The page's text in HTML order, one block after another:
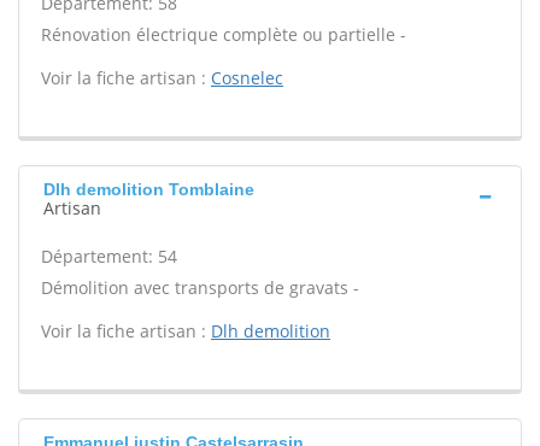
Rénovation électrique complète ou partielle -
Voir la fiche artisan : Cosnelec
Dlh demolition Tomblaine
Artisan
Département: 54
Démolition avec transports de gravats -
Voir la fiche artisan : Dlh demolition